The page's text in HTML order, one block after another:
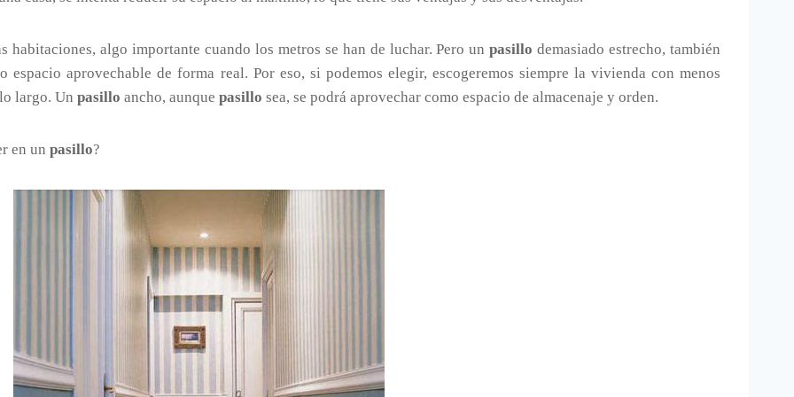
habitaciones, algo importante cuando los metros se han de luchar. Pero unpasillo demasiado estrecho, también
aprovechable de forma real. Por eso, si podemos elegir, escogeremos siempre la vivienda con menos
largo. Un pasillo ancho, aunque pasillo sea, se podrá aprovechar como espacio de almacenaje y orden.
en un pasillo?